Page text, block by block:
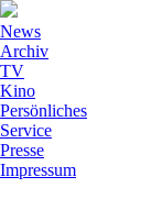
News
Archiv
TV
Kino
Persönliches
Service
Presse
Impressum